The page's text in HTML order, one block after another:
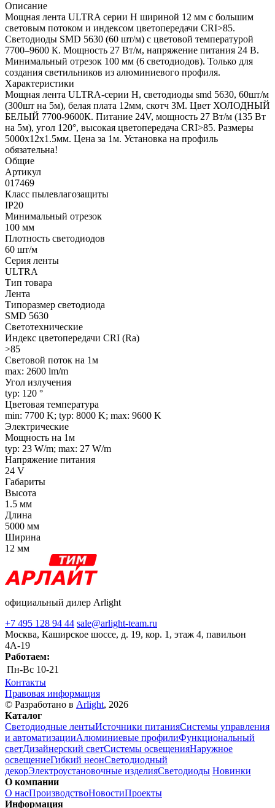
Описание
Мощная лента ULTRA серии H шириной 12 мм с большим
световым потоком и индексом цветопередачи CRI>85.
Светодиоды SMD 5630 (60 шт/м) с цветовой температурой
7700–9600 К. Мощность 27 Вт/м, напряжение питания 24 В.
Минимальный отрезок 100 мм (6 светодиодов). Только для
создания светильников из алюминиевого профиля.
Характеристики
Мощная лента ULTRA-серии H, светодиоды smd 5630, 60шт/м
(300шт на 5м), белая плата 12мм, скотч 3М. Цвет ХОЛОДНЫЙ
БЕЛЫЙ 7700-9600К. Питание 24V, мощность 27 Вт/м (135 Вт
на 5м), угол 120°, высокая цветопередача CRI>85. Размеры
5000х12х1.5мм. Цена за 1м. Установка на профиль
обязательна!
Общие
Артикул
017469
Класс пылевлагозащиты
IP20
Минимальный отрезок
100 мм
Плотность светодиодов
60 шт/м
Серия ленты
ULTRA
Тип товара
Лента
Типоразмер светодиода
SMD 5630
Светотехнические
Индекс цветопередачи CRI (Ra)
>85
Световой поток на 1м
max: 2600 lm/m
Угол излучения
typ: 120 °
Цветовая температура
min: 7700 K; typ: 8000 K; max: 9600 K
Электрические
Мощность на 1м
typ: 23 W/m; max: 27 W/m
Напряжение питания
24 V
Габариты
Высота
1.5 мм
Длина
5000 мм
Ширина
12 мм
официальный дилер Arlight
+7 495 128 94 44 sale@arlight-team.ru
Москва, Каширское шоссе, д. 19, кор. 1, этаж 4, павильон
4А-19
Работаем:
Пн-Вс 10-21
Контакты
Правовая информация
© Разработано в Arlight, 2026
Каталог
Светодиодные лентыИсточники питанияСистемы управления
и автоматизацииАлюминиевые профилиФункциональный
светДизайнерский светСистемы освещенияНаружное
освещениеГибкий неонСветодиодный
декорЭлектроустановочные изделияСветодиоды Новинки
О компании
О насПроизводствоНовостиПроекты
Информация